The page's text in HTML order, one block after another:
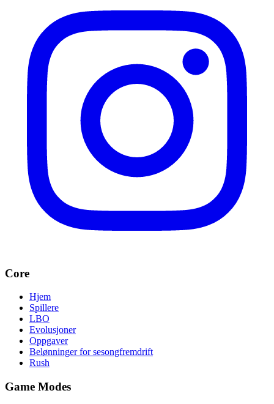
Core
Hjem
Spillere
LBO
Evolusjoner
Oppgaver
Belønninger for sesongfremdrift
Rush
Game Modes